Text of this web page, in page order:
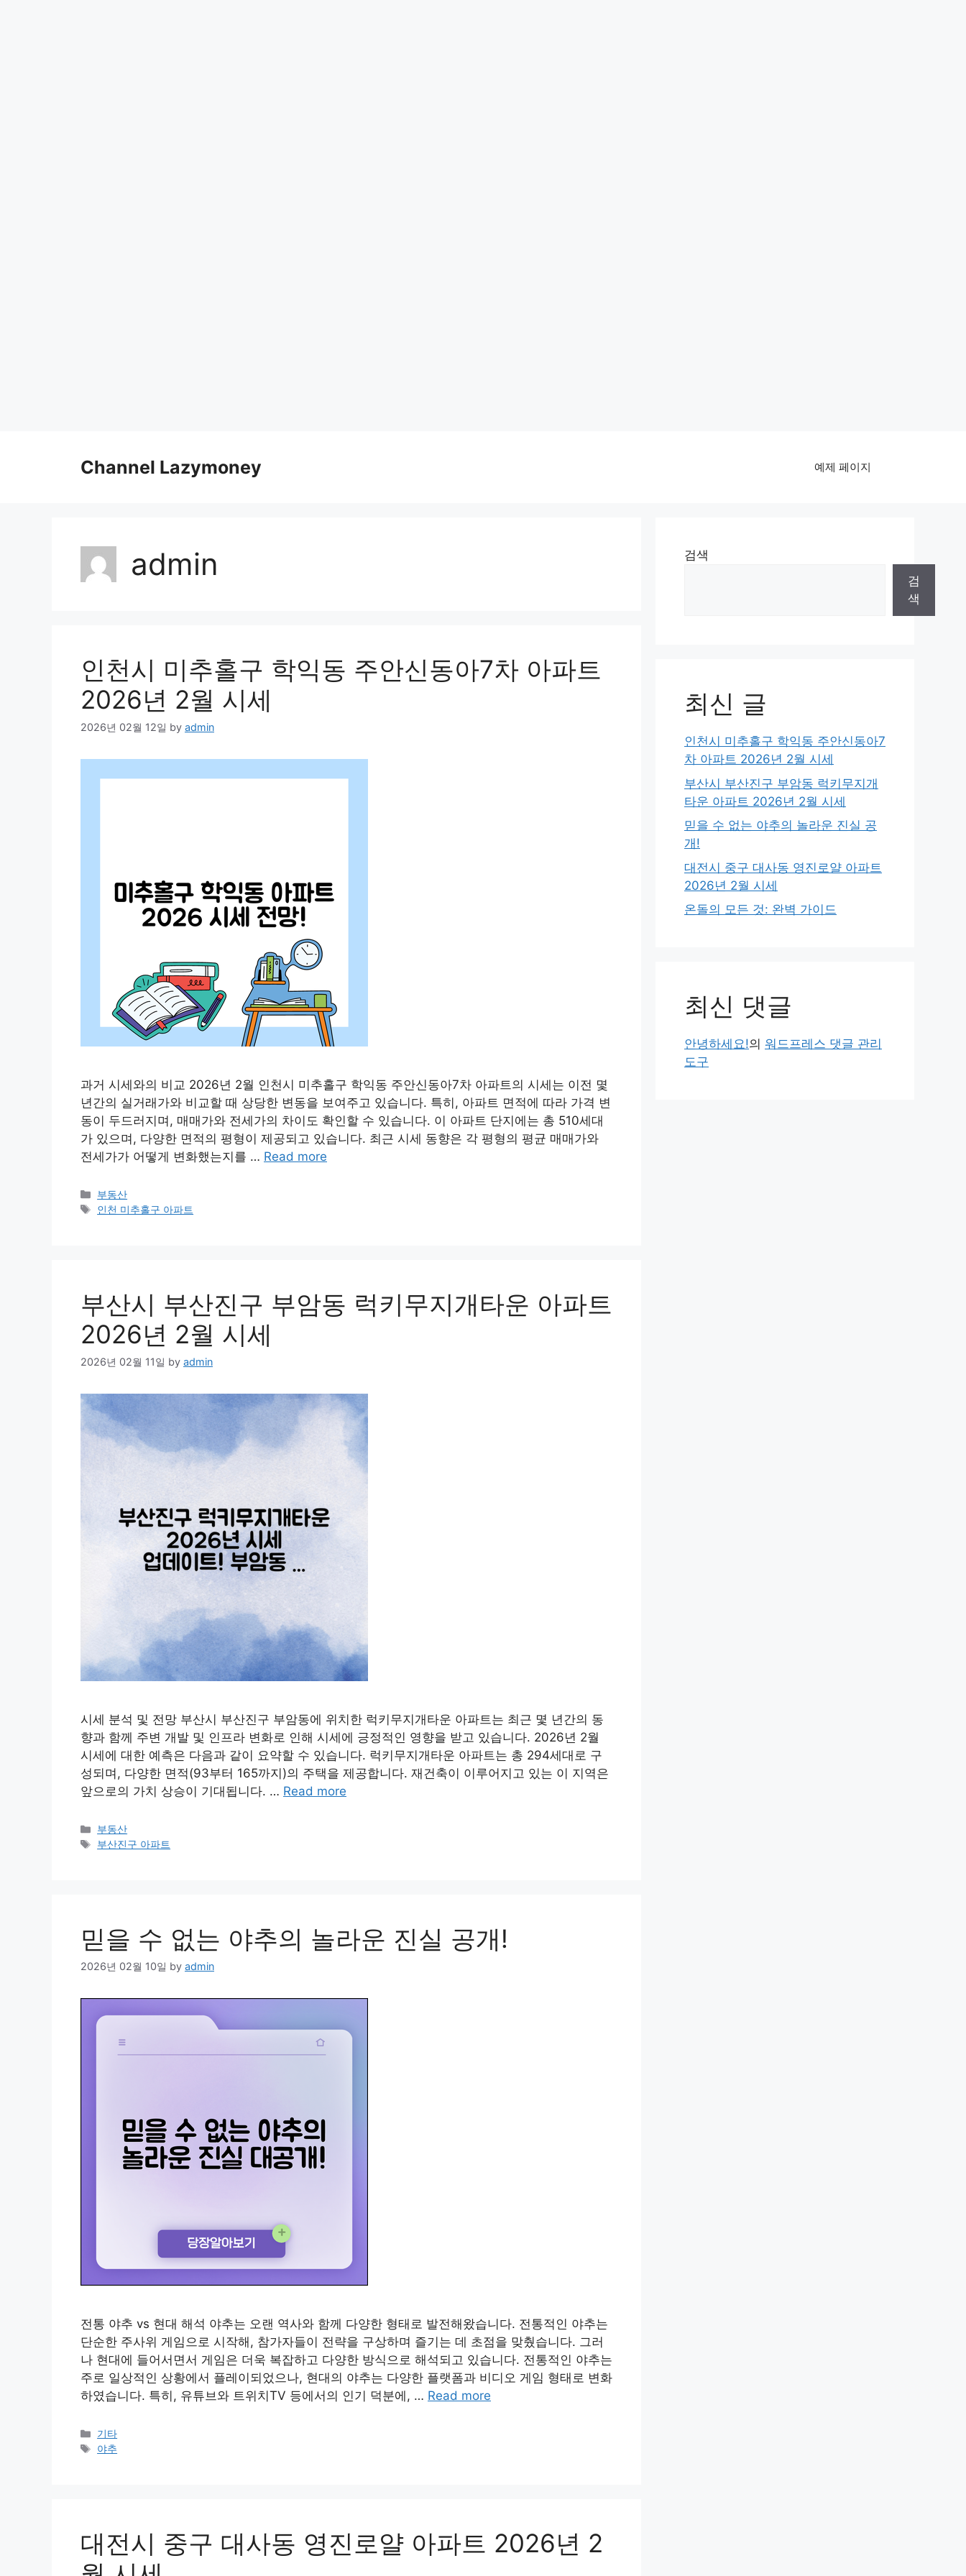
Channel Lazymoney 예제 페이지
admin
인천시 미추홀구 학익동 주안신동아7차 아파트
2026년 2월 시세
2026년 02월 12일 by admin
과거 시세와의 비교 2026년 2월 인천시 미추홀구 학익동 주안신동아7차 아파트의 시세는 이전 몇
년간의 실거래가와 비교할 때 상당한 변동을 보여주고 있습니다. 특히, 아파트 면적에 따라 가격 변
동이 두드러지며, 매매가와 전세가의 차이도 확인할 수 있습니다. 이 아파트 단지에는 총 510세대
가 있으며, 다양한 면적의 평형이 제공되고 있습니다. 최근 시세 동향은 각 평형의 평균 매매가와
전세가가 어떻게 변화했는지를 … Read more
Categories
부동산
Tags
인천 미추홀구 아파트
부산시 부산진구 부암동 럭키무지개타운 아파트
2026년 2월 시세
2026년 02월 11일 by admin
시세 분석 및 전망 부산시 부산진구 부암동에 위치한 럭키무지개타운 아파트는 최근 몇 년간의 동
향과 함께 주변 개발 및 인프라 변화로 인해 시세에 긍정적인 영향을 받고 있습니다. 2026년 2월
시세에 대한 예측은 다음과 같이 요약할 수 있습니다. 럭키무지개타운 아파트는 총 294세대로 구
성되며, 다양한 면적(93부터 165까지)의 주택을 제공합니다. 재건축이 이루어지고 있는 이 지역은
앞으로의 가치 상승이 기대됩니다. … Read more
Categories
부동산
Tags
부산진구 아파트
믿을 수 없는 야추의 놀라운 진실 공개!
2026년 02월 10일 by admin
전통 야추 vs 현대 해석 야추는 오랜 역사와 함께 다양한 형태로 발전해왔습니다. 전통적인 야추는
단순한 주사위 게임으로 시작해, 참가자들이 전략을 구상하며 즐기는 데 초점을 맞췄습니다. 그러
나 현대에 들어서면서 게임은 더욱 복잡하고 다양한 방식으로 해석되고 있습니다. 전통적인 야추는
주로 일상적인 상황에서 플레이되었으나, 현대의 야추는 다양한 플랫폼과 비디오 게임 형태로 변화
하였습니다. 특히, 유튜브와 트위치TV 등에서의 인기 덕분에, … Read more
Categories
기타
Tags
야추
대전시 중구 대사동 영진로얄 아파트 2026년 2
검색
검
색
최신 글
인천시 미추홀구 학익동 주안신동아7
차 아파트 2026년 2월 시세
부산시 부산진구 부암동 럭키무지개
타운 아파트 2026년 2월 시세
믿을 수 없는 야추의 놀라운 진실 공
개!
대전시 중구 대사동 영진로얄 아파트
2026년 2월 시세
온돌의 모든 것: 완벽 가이드
최신 댓글
안녕하세요!의 워드프레스 댓글 관리
도구